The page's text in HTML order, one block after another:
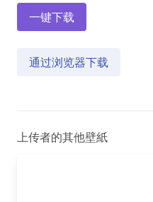
一键下载
通过浏览器下载
上传者的其他壁紙